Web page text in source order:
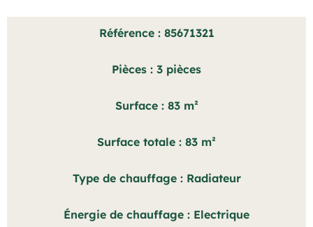
Référence 85671321
Pièces 3 pièces
Surface 83 m²
Surface totale 83 m²
Type de chauffage Radiateur
Énergie de chauffage Electrique